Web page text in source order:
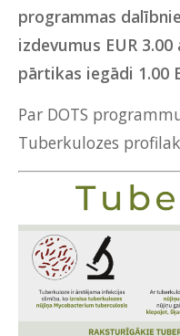
programmas
izdevumus EUR
pārtikas iegādi 1.00
Par DOTS
Tuberkulozes